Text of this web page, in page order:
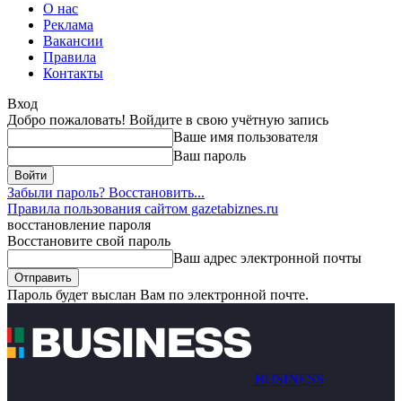
О нас
Реклама
Вакансии
Правила
Контакты
Вход
Добро пожаловать! Войдите в свою учётную запись
Ваше имя пользователя
Ваш пароль
Забыли пароль? Восстановить...
Правила пользования сайтом gazetabiznes.ru
восстановление пароля
Восстановите свой пароль
Ваш адрес электронной почты
Пароль будет выслан Вам по электронной почте.
BUSINESS